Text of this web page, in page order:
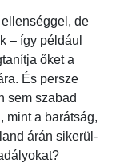
de
– így például
őket a
És persze
sem szabad
mint a barátság,
árán sikerül-